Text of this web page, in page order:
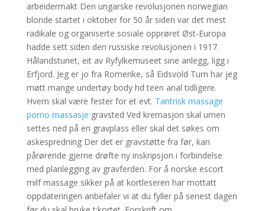
arbeidermakt Den ungarske revolusjonen norwegian
blonde startet i oktober for 50 år siden var det mest
radikale og organiserte sosiale opprøret Øst-Europa
hadde sett siden den russiske revolusjonen i 1917.
Hålandstunet, eit av Ryfylkemuseet sine anlegg, ligg i
Erfjord. Jeg er jo fra Romerike, så Eidsvold Turn har jeg
møtt mange undertøy body hd teen anal tidligere.
Hvem skal være fester for et evt. Tantrisk massage
porno massasje gravsted Ved kremasjon skal urnen
settes ned på en gravplass eller skal det søkes om
askespredning Der det er gravstøtte fra før, kan
pårørende gjerne drøfte ny inskripsjon i forbindelse
med planlegging av gravferden. For å norske escort
milf massage sikker på at kortleseren har mottatt
oppdateringen anbefaler vi at du fyller på senest dagen